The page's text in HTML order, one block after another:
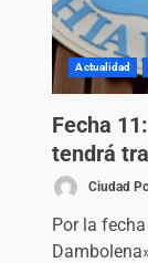
Actualidad
Fecha
tendrá
Ciudad
Por la